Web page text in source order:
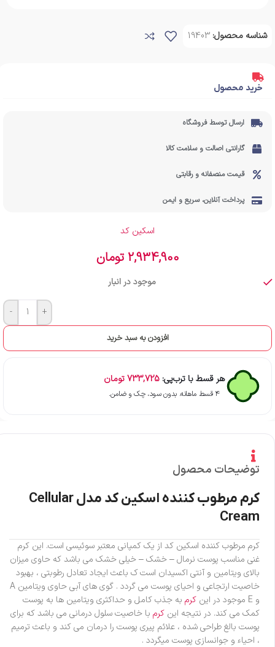
شناسه محصول: 19403
خرید محصول
ارسال توسط فروشگاه
گارانتی اصالت و سلامت کالا
قیمت منصفانه و رقابتی
پرداخت آنلاین، سریع و ایمن
اسکین کد
2,934,900 تومان
موجود در انبار
- +
افزودن به سبد خرید
هر قسط با ترب‌پی: 733,725تومان
۴ قسط ماهانه. بدون سود، چک و ضامن.
توضیحات محصول
کرم مرطوب کننده اسکین کد مدل Cellular
Cream
کرم مرطوب کننده اسکین کد از یک کمپانی معتبر سوئیسی است. این کرم
غنی مناسب پوست نرمال – خشک – خیلی خشک می باشد که حاوی میزان
بالای ویتامین و آنتی اکسیدان است ک باعث ایجاد تعادل رطوبتی ، بهبود
خاصیت ارتجاعی و احیای پوست می گردد . گوی های آبی حاوی ویتامین A
و E موجود در این
کرم به جذب کامل و حداکثری ویتامین ها به پوست
کمک می کند. در نتیجه این کرم با خاصیت سلول درمانی می باشد که برای
پوست بالغ طراحی شده ، علائم پیری پوست را درمان می کند و باعث ترمیم
، احیاء و جوانسازی پوست میگردد .